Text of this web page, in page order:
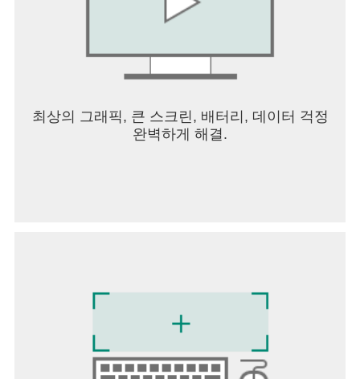
최상의 그래픽, 큰 스크린, 배터리, 데이터 걱정
완벽하게 해결.